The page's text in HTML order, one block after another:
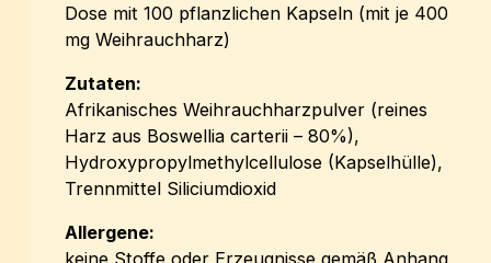
Dose mit 100 pflanzlichen Kapseln (mit je 400
mg Weihrauchharz)
Zutaten:
Afrikanisches Weihrauchharzpulver (reines
Harz aus Boswellia carterii – 80%),
Hydroxypropylmethylcellulose (Kapselhülle),
Trennmittel Siliciumdioxid
Allergene: